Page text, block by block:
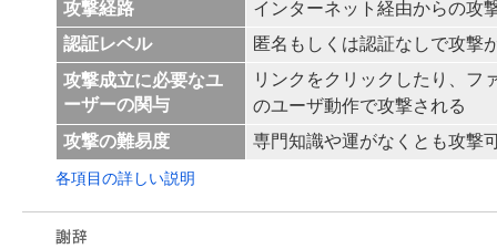
攻撃経路
インターネット経由からの攻
認証レベル
匿名もしくは認証なしで攻撃
攻撃成立に必要なユ
ーザーの関与
リンクをクリックしたり、フ
のユーザ動作で攻撃される
攻撃の難易度
専門知識や運がなくとも攻撃
各項目の詳しい説明